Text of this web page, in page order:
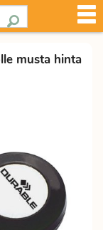
musta hinta